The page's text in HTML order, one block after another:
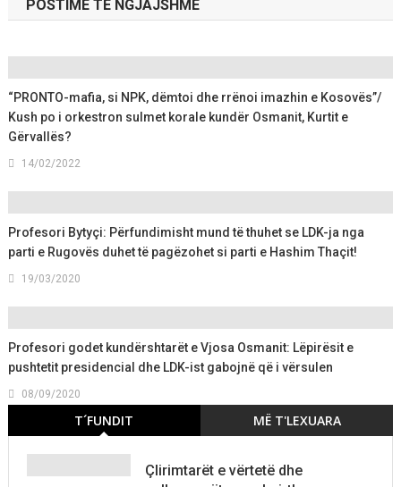
POSTIME TË NGJAJSHME
“PRONTO-mafia, si NPK, dëmtoi dhe rrënoi imazhin e Kosovës”/
Kush po i orkestron sulmet korale kundër Osmanit, Kurtit e
Gërvallës?
14/02/2022
Profesori Bytyçi: Përfundimisht mund të thuhet se LDK-ja nga
parti e Rugovës duhet të pagëzohet si parti e Hashim Thaçit!
19/03/2020
Profesori godet kundërshtarët e Vjosa Osmanit: Lëpirësit e
pushtetit presidencial dhe LDK-ist gabojnë që i vërsulen
08/09/2020
T´FUNDIT MË T'LEXUARA
Çlirimtarët e vërtetë dhe